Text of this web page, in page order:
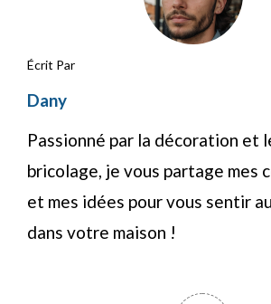
Écrit Par
Dany
Passionné par la décoration et
bricolage, je vous partage mes
et mes idées pour vous sentir
dans votre maison !